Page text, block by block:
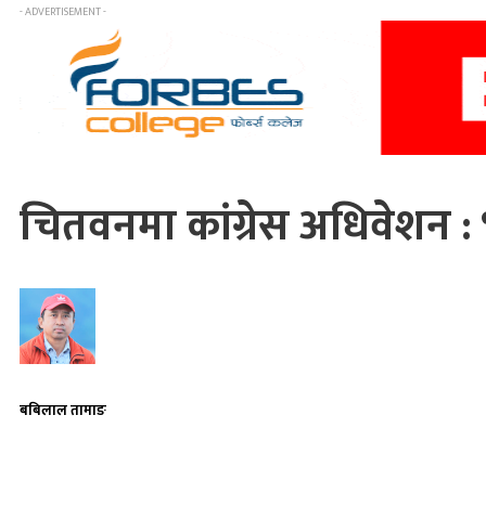
- ADVERTISEMENT -
चितवनमा कांग्रेस अधिवेशन :
बबिलाल तामाङ